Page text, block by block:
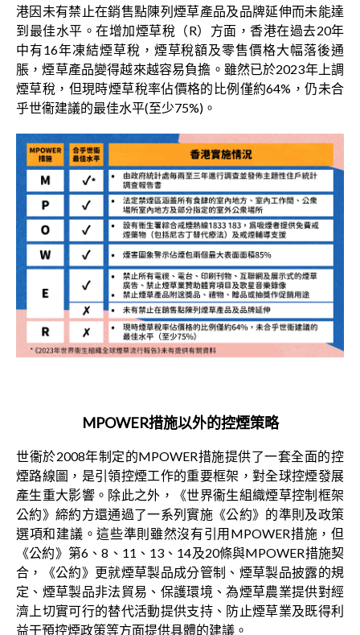
港因未有禁止在銷售點陳列煙草產品及品牌延伸而未能達
到最佳水平。在增加煙草稅（R）方面，香港在過去20年
中有16年凍結煙草稅，煙草稅額及零售價格大幅落後通
脹，煙草產品變得越來越容易負擔。雖然已於2023年上調
煙草稅，但現時煙草稅率佔價格的比例僅約64%，仍未合
乎世衞建議的最佳水平(至少75%)。
MPOWER措施以外的控煙策略
世衞於2008年制定的MPOWER措施提供了一套全面的控
煙路線圖，是引領控煙工作的重要框架，對全球控煙發展
產生重大影響。除此之外，《世界衞生組織煙草控制框架
公約》締約方還通過了一系列實施《公約》的準則及政策
選項和建議。這些準則雖然沒有引用MPOWER措施，但
《公約》第6、8、11、13、14及20條與MPOWER措施契
合，《公約》更就煙草製品成分管制、煙草製品披露的規
定、煙草製品非法貿易、保護環境、為煙草農業提供對經
濟上切實可行的替代活動提供支持、防止煙草業及既得利
益干預控煙政策等方面提供具體的建議。